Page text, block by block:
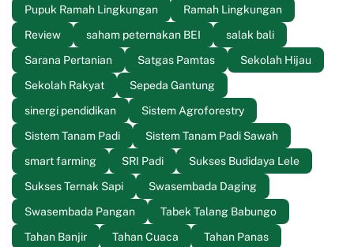
Pupuk Ramah Lingkungan
Ramah Lingkungan
Review
saham peternakan BEI
salak bali
Sarana Pertanian
Satgas Pamtas
Sekolah Hijau
Sekolah Rakyat
Sepeda Gantung
sinergi pendidikan
Sistem Agroforestry
Sistem Tanam Padi
Sistem Tanam Padi Sawah
smart farming
SRI Padi
Sukses Budidaya Lele
Sukses Ternak Sapi
Swasembada Daging
Swasembada Pangan
Tabek Talang Babungo
Tahan Banjir
Tahan Cuaca
Tahan Panas